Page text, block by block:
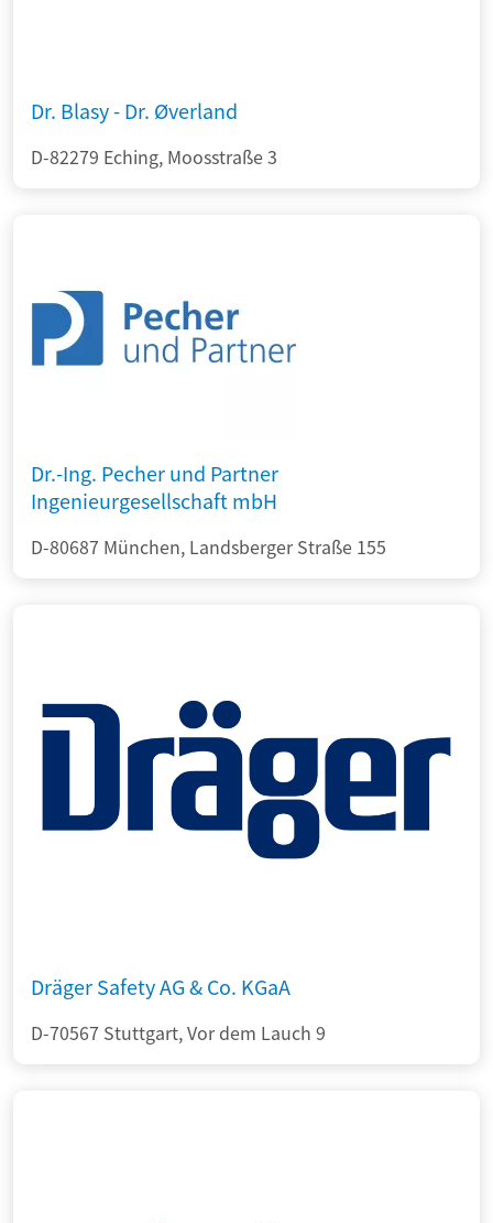
Dr. Blasy - Dr. Øverland
D-82279 Eching, Moosstraße 3
Dr.-Ing. Pecher und Partner
Ingenieurgesellschaft mbH
D-80687 München, Landsberger Straße 155
Dräger Safety AG & Co. KGaA
D-70567 Stuttgart, Vor dem Lauch 9